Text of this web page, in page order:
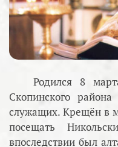
Родился 8
Скопинского
служащих. Крещён в
посещать
впоследствии был